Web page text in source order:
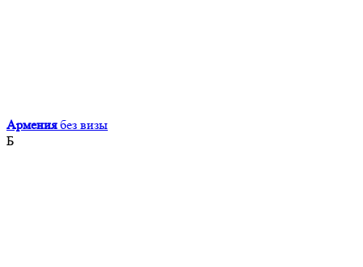
Армения без визы
Б